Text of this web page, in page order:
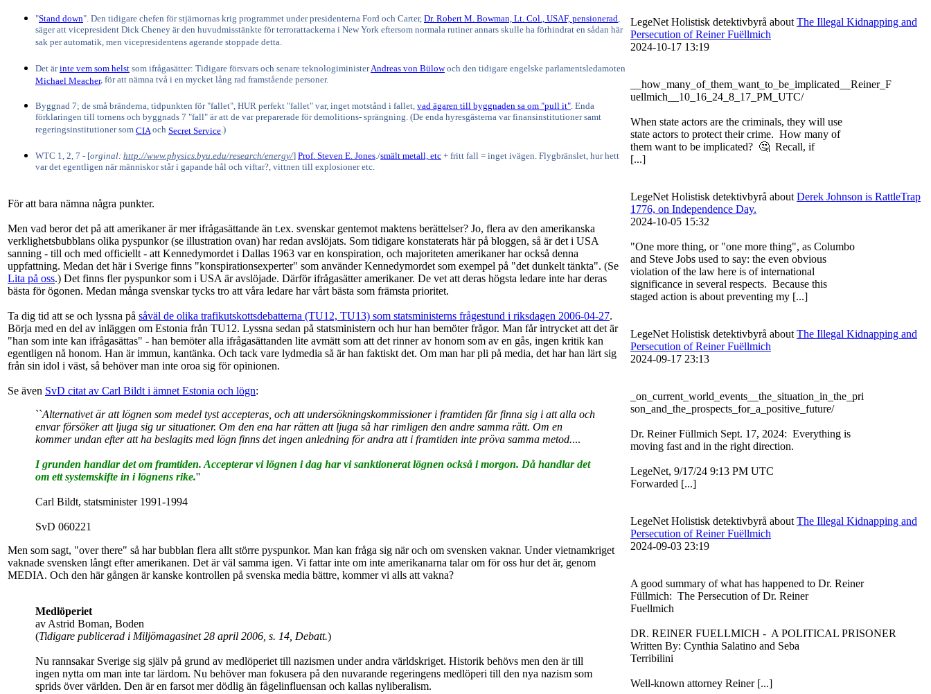
"Stand down". Den tidigare chefen för stjärnornas krig programmet under presidenterna Ford och Carter, Dr. Robert M. Bowman, Lt. Col., USAF, pensionerad,
säger att vicepresident Dick Cheney är den huvudmisstänkte för terrorattackerna i New York eftersom normala rutiner annars skulle ha förhindrat en sådan här
sak per automatik, men vicepresidentens agerande stoppade detta.
Det ärinte vem som helst som ifrågasätter: Tidigare försvars och senare teknologiministerAndreas von Bülowoch den tidigare engelske parlamentsledamoten
Michael Meacher, för att nämna två i en mycket lång rad framstående personer.
Byggnad 7; de små bränderna, tidpunkten för "fallet", HUR perfekt "fallet" var, inget motstånd i fallet, vad ägaren till byggnaden sa om "pull it". Enda
förklaringen till tornens och byggnads 7 "fall" är att de var preparerade för demolitions- sprängning. (De enda hyresgästerna var finansinstitutioner samt
regeringsinstitutioner som CIA och Secret Service.)
WTC 1, 2, 7 - [orginal: http://www.physics.byu.edu/research/energy/] Prof. Steven E. Jones./smält metall, etc + fritt fall = inget ivägen. Flygbränslet, hur hett
var det egentligen när människor står i gapande hål och viftar?, vittnen till explosioner etc.
För att bara nämna några punkter.
Men vad beror det på att amerikaner är mer ifrågasättande än t.ex. svenskar gentemot maktens berättelser? Jo, flera av den amerikanska
verklighetsbubblans olika pyspunkor (se illustration ovan) har redan avslöjats. Som tidigare konstaterats här på bloggen, så är det i USA
sanning - till och med officiellt - att Kennedymordet i Dallas 1963 var en konspiration, och majoriteten amerikaner har också denna
uppfattning. Medan det här i Sverige finns "konspirationsexperter" som använder Kennedymordet som exempel på "det dunkelt tänkta". (Se
Lita på oss.) Det finns fler pyspunkor som i USA är avslöjade. Därför ifrågasätter amerikaner. De vet att deras högsta ledare inte har deras
bästa för ögonen. Medan många svenskar tycks tro att våra ledare har vårt bästa som främsta prioritet.
Ta dig tid att se och lyssna på såväl de olika trafikutskottsdebatterna (TU12, TU13) som statsministerns frågestund i riksdagen 2006-04-27.
Börja med en del av inläggen om Estonia från TU12. Lyssna sedan på statsministern och hur han bemöter frågor. Man får intrycket att det är
"han som inte kan ifrågasättas" - han bemöter alla ifrågasättanden lite avmätt som att det rinner av honom som av en gås, ingen kritik kan
egentligen nå honom. Han är immun, kantänka. Och tack vare lydmedia så är han faktiskt det. Om man har pli på media, det har han lärt sig
från sin idol i väst, så behöver man inte oroa sig för opinionen.
Se även SvD citat av Carl Bildt i ämnet Estonia och lögn:
``Alternativet är att lögnen som medel tyst accepteras, och att undersökningskommissioner i framtiden får finna sig i att alla och
envar försöker att ljuga sig ur situationer. Om den ena har rätten att ljuga så har rimligen den andre samma rätt. Om en
kommer undan efter att ha beslagits med lögn finns det ingen anledning för andra att i framtiden inte pröva samma metod....
I grunden handlar det om framtiden. Accepterar vi lögnen i dag har vi sanktionerat lögnen också i morgon. Då handlar det
om ett systemskifte in i lögnens rike.''
Carl Bildt, statsminister 1991-1994
SvD 060221
Men som sagt, "over there" så har bubblan flera allt större pyspunkor. Man kan fråga sig när och om svensken vaknar. Under vietnamkriget
vaknade svensken långt efter amerikanen. Det är väl samma igen. Vi fattar inte om inte amerikanarna talar om för oss hur det är, genom
MEDIA. Och den här gången är kanske kontrollen på svenska media bättre, kommer vi alls att vakna?
Medlöperiet
av Astrid Boman, Boden
(Tidigare publicerad i Miljömagasinet 28 april 2006, s. 14, Debatt.)
Nu rannsakar Sverige sig själv på grund av medlöperiet till nazismen under andra världskriget. Historik behövs men den är till
ingen nytta om man inte tar lärdom. Nu behöver man fokusera på den nuvarande regeringens medlöperi till den nya nazism som
sprids över världen. Den är en farsot mer dödlig än fågelinfluensan och kallas nyliberalism.
LegeNet Holistisk detektivbyrå aboutThe Illegal Kidnapping and
Persecution of Reiner Fuëllmich
2024-10-17 13:19
__how_many_of_them_want_to_be_implicated__Reiner_F
uellmich__10_16_24_8_17_PM_UTC/
When state actors are the criminals, they will use
state actors to protect their crime. How many of
them want to be implicated? 🤔 Recall, if
[...]
LegeNet Holistisk detektivbyrå aboutDerek Johnson is RattleTrap
1776, on Independence Day.
2024-10-05 15:32
"One more thing, or "one more thing", as Columbo
and Steve Jobs used to say: the even obvious
violation of the law here is of international
significance in several respects. Because this
staged action is about preventing my [...]
LegeNet Holistisk detektivbyrå aboutThe Illegal Kidnapping and
Persecution of Reiner Fuëllmich
2024-09-17 23:13
_on_current_world_events__the_situation_in_the_pri
son_and_the_prospects_for_a_positive_future/
Dr. Reiner Füllmich Sept. 17, 2024: Everything is
moving fast and in the right direction.
LegeNet, 9/17/24 9:13 PM UTC
Forwarded [...]
LegeNet Holistisk detektivbyrå aboutThe Illegal Kidnapping and
Persecution of Reiner Fuëllmich
2024-09-03 23:19
A good summary of what has happened to Dr. Reiner
Füllmich: The Persecution of Dr. Reiner
Fuellmich
DR. REINER FUELLMICH - A POLITICAL PRISONER
Written By: Cynthia Salatino and Seba
Terribilini
Well-known attorney Reiner [...]